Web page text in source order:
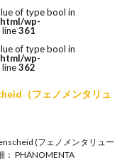
of type bool in
wp-
line361
of type bool in
wp-
line362
（フェノメンタリュ
(フェノメンタリュー
： PHÄNOMENTA